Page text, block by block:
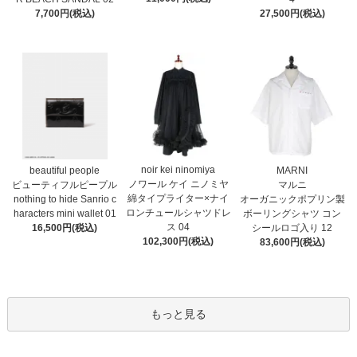
7,700円(税込)
27,500円(税込)
beautiful people
ビューティフルピープル
nothing to hide Sanrio c
haracters mini wallet⁠ 01
16,500円(税込)
noir kei ninomiya
ノワール ケイ ニノミヤ
綿タイプライター×ナイ
ロンチュールシャツドレ
ス 04
102,300円(税込)
MARNI
マルニ
オーガニックポプリン製
ボーリングシャツ コン
シールロゴ入り 12
83,600円(税込)
もっと見る